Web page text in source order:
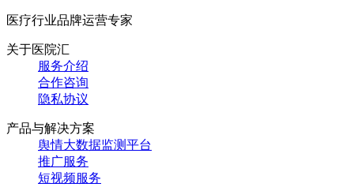
医疗行业品牌运营专家
关于医院汇
服务介绍
合作咨询
隐私协议
产品与解决方案
舆情大数据监测平台
推广服务
短视频服务